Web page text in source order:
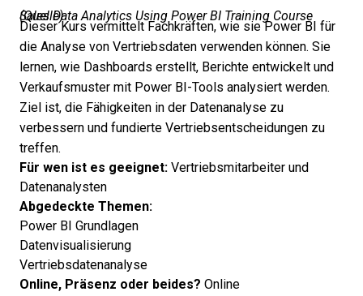
Sales Data Analytics Using Power BI Training Course (Quelle)
Dieser Kurs vermittelt Fachkräften, wie sie Power BI für
die Analyse von Vertriebsdaten verwenden können. Sie
lernen, wie Dashboards erstellt, Berichte entwickelt und
Verkaufsmuster mit Power BI-Tools analysiert werden.
Ziel ist, die Fähigkeiten in der Datenanalyse zu
verbessern und fundierte Vertriebsentscheidungen zu
treffen.
Für wen ist es geeignet: Vertriebsmitarbeiter und
Datenanalysten
Abgedeckte Themen:
Power BI Grundlagen
Datenvisualisierung
Vertriebsdatenanalyse
Online, Präsenz oder beides? Online